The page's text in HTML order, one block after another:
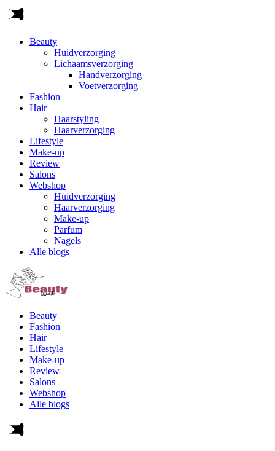
Beauty
Huidverzorging
Lichaamsverzorging
Handverzorging
Voetverzorging
Fashion
Hair
Haarstyling
Haarverzorging
Lifestyle
Make-up
Review
Salons
Webshop
Huidverzorging
Haarverzorging
Make-up
Parfum
Nagels
Alle blogs
Beauty
Fashion
Hair
Lifestyle
Make-up
Review
Salons
Webshop
Alle blogs